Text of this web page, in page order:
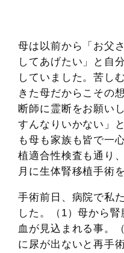
母は以前から「お父
してあげたい」と自
していました。苦し
きた母だからこその
断師に霊断をお願い
すんなりいかない」
も母も家族も皆で一
植適合性検査も通り
月に生体腎移植手術
手術前日、病院で私
した。（1）母から
血が見込まれる事。
に尿が出ないと再手